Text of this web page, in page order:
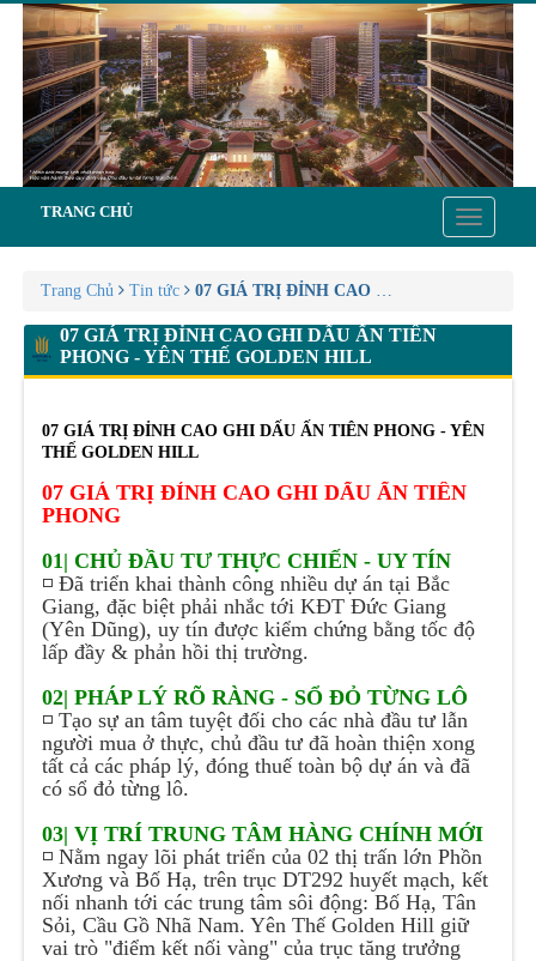
Toggle
TRANG CHỦ
Trang Chủ Tin tức 07 GIÁ TRỊ ĐỈNH CAO GHI DẤU ẤN TIÊN
07 GIÁ TRỊ ĐỈNH CAO GHI DẤU ẤN TIÊN
PHONG - YÊN THẾ GOLDEN HILL
07 GIÁ TRỊ ĐỈNH CAO GHI DẤU ẤN TIÊN PHONG - YÊN
THẾ GOLDEN HILL
07 GIÁ TRỊ ĐỈNH CAO GHI DẤU ẤN TIÊN
PHONG
01| CHỦ ĐẦU TƯ THỰC CHIẾN - UY TÍN
◽ Đã triển khai thành công nhiều dự án tại Bắc
Giang, đặc biệt phải nhắc tới KĐT Đức Giang
(Yên Dũng), uy tín được kiểm chứng bằng tốc độ
lấp đầy & phản hồi thị trường.
02| PHÁP LÝ RÕ RÀNG - SỔ ĐỎ TỪNG LÔ
◽ Tạo sự an tâm tuyệt đối cho các nhà đầu tư lẫn
người mua ở thực, chủ đầu tư đã hoàn thiện xong
tất cả các pháp lý, đóng thuế toàn bộ dự án và đã
có sổ đỏ từng lô.
03| VỊ TRÍ TRUNG TÂM HÀNG CHÍNH MỚI
◽ Nằm ngay lõi phát triển của 02 thị trấn lớn Phồn
Xương và Bố Hạ, trên trục DT292 huyết mạch, kết
nối nhanh tới các trung tâm sôi động: Bố Hạ, Tân
Sỏi, Cầu Gồ Nhã Nam. Yên Thế Golden Hill giữ
vai trò "điểm kết nối vàng" của trục tăng trưởng